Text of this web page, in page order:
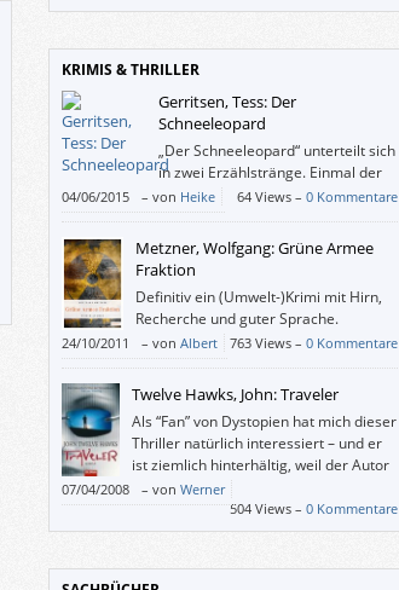
KRIMIS & THRILLER
Gerritsen, Tess: Der
Schneeleopard
„Der Schneeleopard“ unterteilt sich
in zwei Erzählstränge. Einmal der
aktuelle Mordfall an Leon Godt mit
all seinen grausamen Details und zum anderen
die Erzählung von Milli, einer Teilnehmerin der
Botswana-Safari. In gewohnter Tess-Gerritsen-
Manier wird der Leser in all die verrückten und
unheimlichen Details der Mordfälle eingeführt
und darf bis zum Schluss selbst raten, wer
wirklich hinter all den Grausamkeiten steckt.
04/06/2015 – von Heike 64 Views – 0 Kommentare
Metzner, Wolfgang: Grüne Armee
Fraktion
Definitiv ein (Umwelt-)Krimi mit Hirn,
Recherche und guter Sprache.
24/10/2011 – von Albert 763 Views – 0 Kommentare
Twelve Hawks, John: Traveler
Als “Fan” von Dystopien hat mich dieser
Thriller natürlich interessiert – und er
ist ziemlich hinterhältig, weil der Autor
die Gegenwart mit ihren technischen
Möglichkeiten als Matrix für die Beschreibung
einer total überwachten Gesellschaft benutzt.
07/04/2008 – von Werner
504 Views – 0 Kommentare